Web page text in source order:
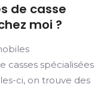
de casse
moi ?
casses spécialisées
ci, on trouve des